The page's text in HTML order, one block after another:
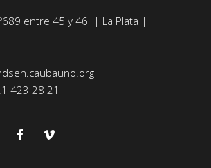
entre 45 y 46 | La Plata |
423 28 21